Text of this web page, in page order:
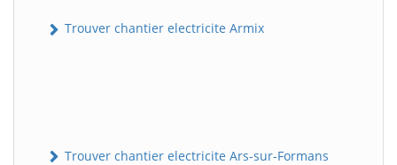
Trouver chantier electricite Armix
Trouver chantier electricite Ars-sur-Formans